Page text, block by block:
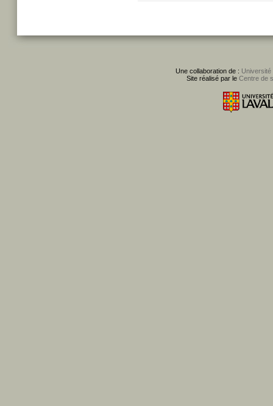
Une collaboration de : Université
Site réalisé par le Centre de